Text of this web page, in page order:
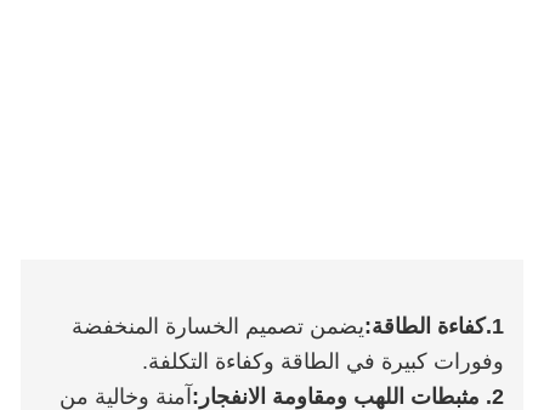
1. كفاءة الطاقة:يضمن تصميم الخسارة المنخفضة
وفورات كبيرة في الطاقة وكفاءة التكلفة.
2. مثبطات اللهب ومقاومة الانفجار:
آمنة وخالية من